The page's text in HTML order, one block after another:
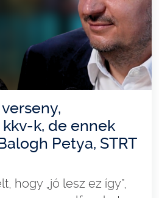
k, de ennek
Petya, STRT
hogy „jó lesz ez így”,